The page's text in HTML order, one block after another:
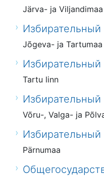
Järva- ja Viljandimaa
Jõgeva- ja Tartumaa
Tartu linn
Избирательный
Võru-, Valga- ja
Pärnumaa